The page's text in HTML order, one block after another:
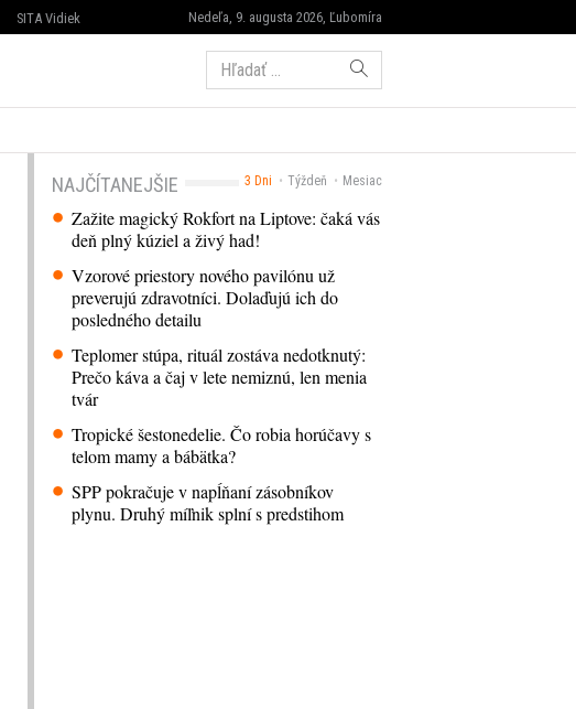
Nedeľa, 9. augusta 2026, Ľubomíra
SITA Vidiek
Hľadať:
3 Dni Týždeň Mesiac
NAJČÍTANEJŠIE
Zažite magický Rokfort na Liptove: čaká vás
deň plný kúziel a živý had!
Vzorové priestory nového pavilónu už
preverujú zdravotníci. Dolaďujú ich do
posledného detailu
Teplomer stúpa, rituál zostáva nedotknutý:
Prečo káva a čaj v lete nemiznú, len menia
tvár
Tropické šestonedelie. Čo robia horúčavy s
telom mamy a bábätka?
SPP pokračuje v napĺňaní zásobníkov
plynu. Druhý míľnik splní s predstihom